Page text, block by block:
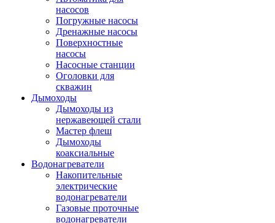
насосов
Погружные насосы
Дренажные насосы
Поверхностные
насосы
Насосные станции
Оголовки для
скважин
Дымоходы
Дымоходы из
нержавеющей стали
Мастер флеш
Дымоходы
коаксиальные
Водонагреватели
Накопительные
электрические
водонагреватели
Газовые проточные
водонагреватели